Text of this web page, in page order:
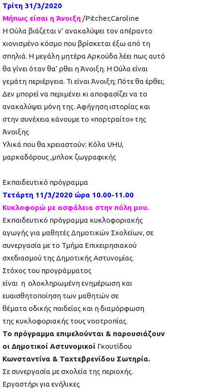
Τρίτη 31/3/2020
Μήπως είσαι η Άνοιξη /Pitcher,Caroline
Η Ούλα βιάζεται ν’ ανακαλύψει τον απέραντο
χιονισμένο κόσμο που βρίσκεται έξω από τη
σπηλιά. Η μεγάλη μητέρα Αρκούδα λέει πως αυτό
θα γίνει όταν θα’ ρθει η Άνοιξη. Η Ούλα είναι
γεμάτη περιέργεια. Τι είναι Άνοιξη; Πότε θα έρθει;
Δεν μπορεί να περιμένει κι αποφασίζει να το
ανακαλύψει μόνη της. Αφήγηση ιστορίας και
στην συνέχεια κάνουμε το «πορτραίτο» της
Άνοιξης
Υλικά που θα χρειαστούν: Κόλα UHU,
μαρκαδόρους ,μπλοκ ζωγραφικής
Εκπαιδευτικό πρόγραμμα
Τετάρτη 11/3/2020 ώρα 10.00-11.00
Κυκλοφορώ με ασφάλεια στην πόλη μου.
Εκπαιδευτικό πρόγραμμα κυκλοφοριακής
αγωγής για μαθητές Δημοτικών Σχολείων, σε
συνεργασία με το Τμήμα Επιχειρησιακού
σχεδιασμού της Δημοτικής Αστυνομίας.
Στόχος του προγράμματος
είναι η ολοκληρωμένη ενημέρωση και
ευαισθητοποίηση των μαθητών σε
θέματα οδικής παιδείας και η διαμόρφωση
της κυκλοφοριακής τους νοοτροπίας.
Το πρόγραμμα επιμελούνται & παρουσιάζουν
οι Δημοτικοί Αστυνομικοί Γκουτίδου
Κωνσταντίνα & Ταχτεβρενίδου Σωτηρία.
Σε συνεργασία με σχολεία της περιοχής.
Εργαστήρι για ενήλικες